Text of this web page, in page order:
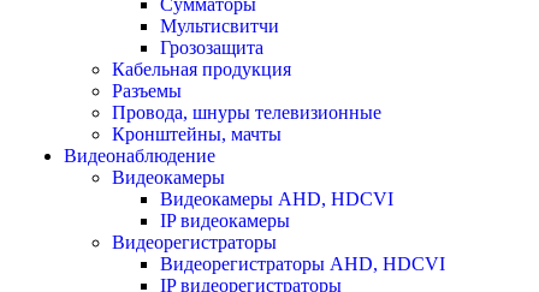
Сумматоры
Мультисвитчи
Грозозащита
Кабельная продукция
Разъемы
Провода, шнуры телевизионные
Кронштейны, мачты
Видеонаблюдение
Видеокамеры
Видеокамеры AHD, HDCVI
IP видеокамеры
Видеорегистраторы
Видеорегистраторы AHD, HDCVI
IP видеорегистраторы